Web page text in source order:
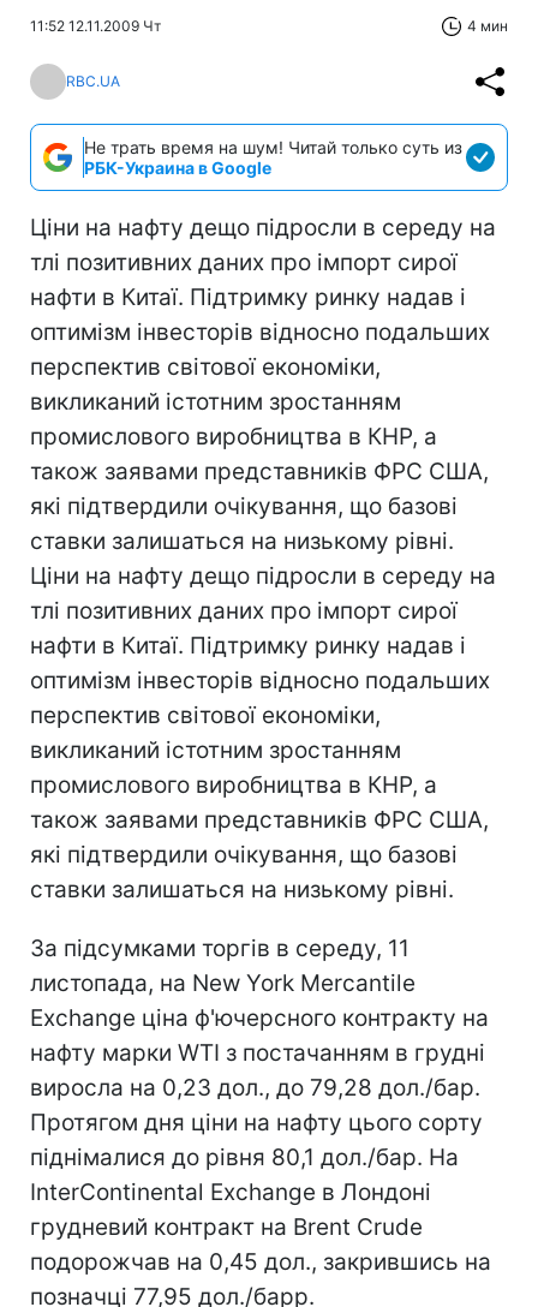
11:52 12.11.2009 Чт 4 мин
RBC.UA
Не трать время на шум! Читай только суть из
РБК-Украина в Google
Ціни на нафту дещо підросли в середу на
тлі позитивних даних про імпорт сирої
нафти в Китаї. Підтримку ринку надав і
оптимізм інвесторів відносно подальших
перспектив світової економіки,
викликаний істотним зростанням
промислового виробництва в КНР, а
також заявами представників ФРС США,
які підтвердили очікування, що базові
ставки залишаться на низькому рівні.
Ціни на нафту дещо підросли в середу на
тлі позитивних даних про імпорт сирої
нафти в Китаї. Підтримку ринку надав і
оптимізм інвесторів відносно подальших
перспектив світової економіки,
викликаний істотним зростанням
промислового виробництва в КНР, а
також заявами представників ФРС США,
які підтвердили очікування, що базові
ставки залишаться на низькому рівні.
За підсумками торгів в середу, 11
листопада, на New York Mercantile
Exchange ціна ф'ючерсного контракту на
нафту марки WTI з постачанням в грудні
виросла на 0,23 дол., до 79,28 дол./бар.
Протягом дня ціни на нафту цього сорту
піднімалися до рівня 80,1 дол./бар. На
InterСontinental Exchange в Лондоні
грудневий контракт на Brent Crude
подорожчав на 0,45 дол., закрившись на
позначці 77,95 дол./барр.